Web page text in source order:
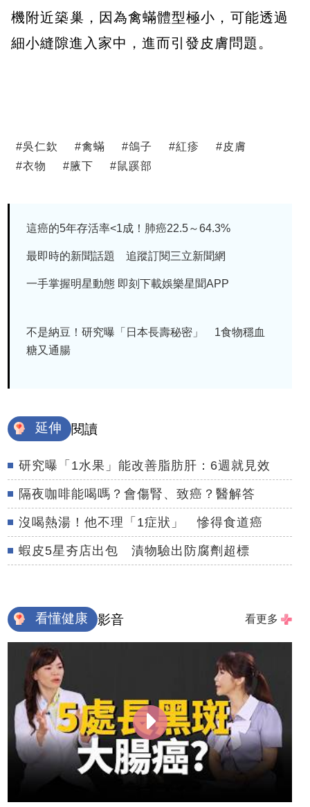
機附近築巢，因為禽蟎體型極小，可能透過
細小縫隙進入家中，進而引發皮膚問題。
#吳仁欽 #禽蟎 #鴿子 #紅疹 #皮膚
#衣物 #腋下 #鼠蹊部
這癌的5年存活率<1成！肺癌22.5～64.3%
最即時的新聞話題 追蹤訂閱三立新聞網
一手掌握明星動態 即刻下載娛樂星聞APP
不是納豆！研究曝「日本長壽秘密」 1食物穩血
糖又通腸
延伸 閱讀
研究曝「1水果」能改善脂肪肝：6週就見效
隔夜咖啡能喝嗎？會傷腎、致癌？醫解答
沒喝熱湯！他不理「1症狀」 慘得食道癌
蝦皮5星夯店出包 漬物驗出防腐劑超標
看懂健康 影音 看更多